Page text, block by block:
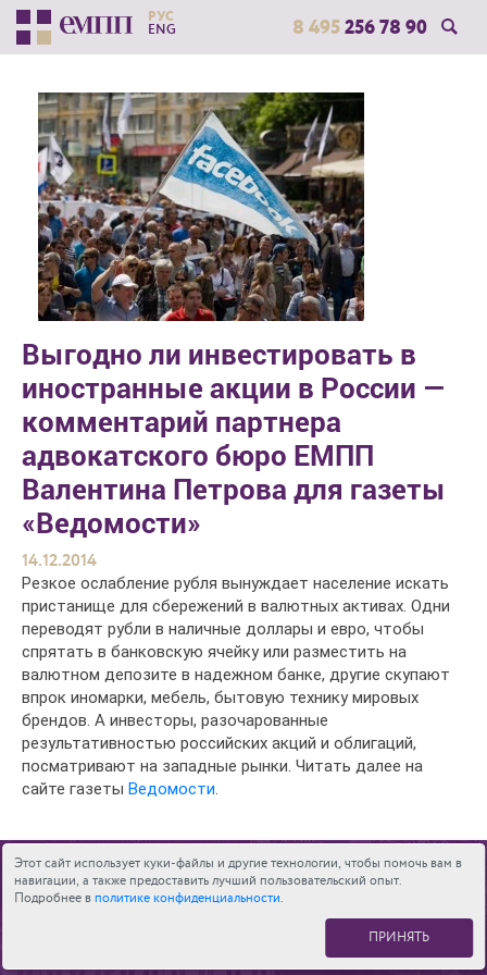
РУС
ENG
8 495 256 78 90
Этот сайт использует куки-файлы и другие технологии, чтобы помочь вам в
навигации, а также предоставить лучший пользовательский опыт.
Подробнее вполитике конфиденциальности.
ПРИНЯТЬ
Выгодно ли инвестировать в
иностранные акции в России —
комментарий партнера
адвокатского бюро ЕМПП
Валентина Петрова для газеты
«Ведомости»
14.12.2014
Резкое ослабление рубля вынуждает население искать
пристанище для сбережений в валютных активах. Одни
переводят рубли в наличные доллары и евро, чтобы
спрятать в банковскую ячейку или разместить на
валютном депозите в надежном банке, другие скупают
впрок иномарки, мебель, бытовую технику мировых
брендов. А инвесторы, разочарованные
результативностью российских акций и облигаций,
посматривают на западные рынки. Читать далее на
сайте газеты Ведомости.
К СПИСКУ